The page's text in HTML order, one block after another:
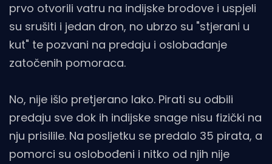
prvo otvorili vatru na indijske brodove i uspjeli
su srušiti i jedan dron, no ubrzo su "stjerani u
kut" te pozvani na predaju i oslobađanje
zatočenih pomoraca.
No, nije išlo pretjerano lako. Pirati su odbili
predaju sve dok ih indijske snage nisu fizički na
nju prisilile. Na posljetku se predalo 35 pirata, a
pomorci su oslobođeni i nitko od njih nije